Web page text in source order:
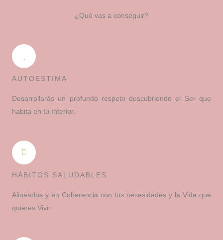
¿Qué vas a conseguir?
AUTOESTIMA
Desarrollarás un profundo respeto descubriendo el Ser que
habita en tu Interior.
HÁBITOS SALUDABLES
Alineados y en Coherencia con tus necesidades y la Vida que
quieres Vivir.